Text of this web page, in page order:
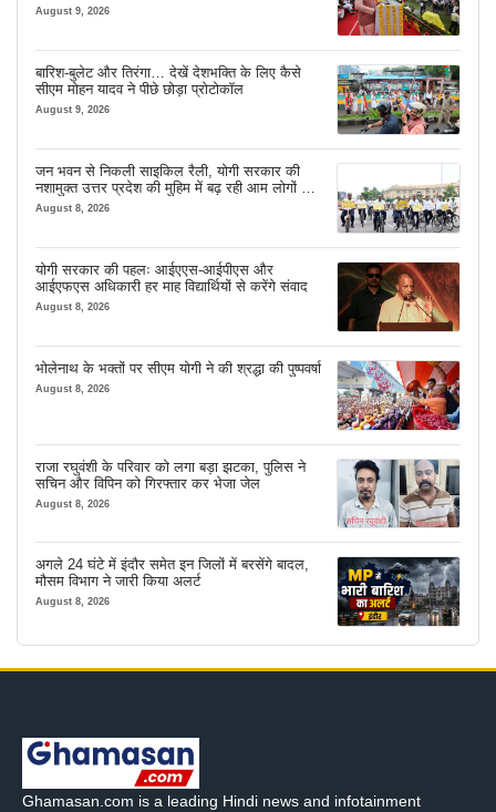
August 9, 2026
बारिश-बुलेट और तिरंगा… देखें देशभक्ति के लिए कैसे
सीएम मोहन यादव ने पीछे छोड़ा प्रोटोकॉल
August 9, 2026
जन भवन से निकली साइकिल रैली, योगी सरकार की
नशामुक्त उत्तर प्रदेश की मुहिम में बढ़ रही आम लोगों की
भागीदारी
August 8, 2026
योगी सरकार की पहलः आईएएस-आईपीएस और
आईएफएस अधिकारी हर माह विद्यार्थियों से करेंगे संवाद
August 8, 2026
भोलेनाथ के भक्तों पर सीएम योगी ने की श्रद्धा की पुष्पवर्षा
August 8, 2026
राजा रघुवंशी के परिवार को लगा बड़ा झटका, पुलिस ने
सचिन और विपिन को गिरफ्तार कर भेजा जेल
August 8, 2026
अगले 24 घंटे में इंदौर समेत इन जिलों में बरसेंगे बादल,
मौसम विभाग ने जारी किया अलर्ट
August 8, 2026
Ghamasan.com is a leading Hindi news and infotainment